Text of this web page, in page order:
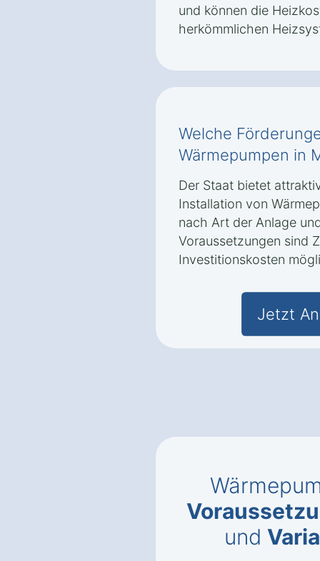
und können die
herkömmlichen
Welche
Wärmepumpen in
Der Staat bietet
Installation von
nach Art der Anlage
Voraussetzungen sind
Investitionskosten
Jetzt
und